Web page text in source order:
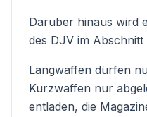
Darüber hinaus wird
des DJV im Abschnitt
Langwaffen dürfen
Kurzwaffen nur
entladen, die